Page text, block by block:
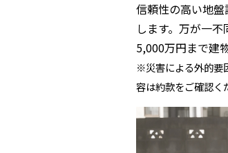
信頼性の高い地
します。万が一
5,000万円まで建
※災害による外的要
容は約款をご確認く